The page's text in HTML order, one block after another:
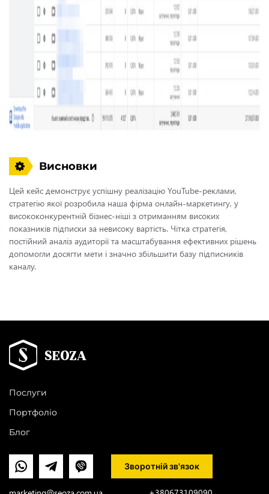
Висновки
Цей кейс демонструє успішну реалізацію YouTube-реклами,
стратегію якої розробила наша фірма онлайн-маркетингу, у
висококонкурентній бізнес-ніші з отриманням високих
показників підписки за невисоку вартість. Чітка стратегія,
постійний аналіз аудиторії та масштабування ефективних рішень
допомогли досягти мети і значно збільшити базу підписників
каналу.
Послуги
Портфоліо
Блог
Зворотній зв'язок